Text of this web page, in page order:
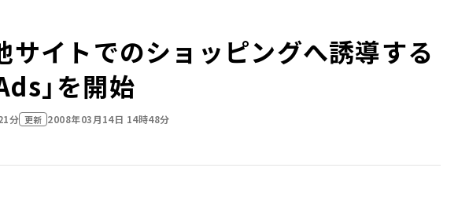
サイトでのショッピングへ誘導する
」を開始
分 更新 2008年03月14日 14時48分